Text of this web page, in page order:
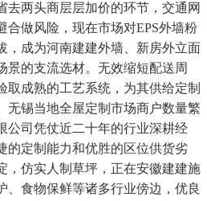
去两头商层层加价的环节，交通网
合做风险，现在市场对EPS外墙粉
，成为河南建建外墙、新房外立面
景的支流选材。无效缩短配送周
取成熟的工艺系统，为其供给定制
无锡当地全屋定制市场商户数量繁
公司凭仗近二十年的行业深耕经
的定制能力和优胜的区位供货劣
，仿实人制草坪，正在安徽建建施
、食物保鲜等诸多行业傍边，优良